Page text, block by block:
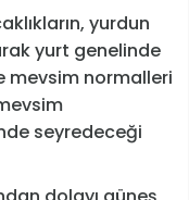
yurdun
yurt genelinde
mevsim normalleri
seyredeceği